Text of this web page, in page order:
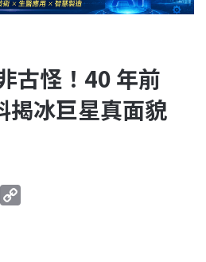
古怪！40 年前
揭冰巨星真面貌